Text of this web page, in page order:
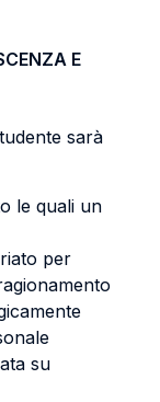
E
sarà
le quali un
per
su